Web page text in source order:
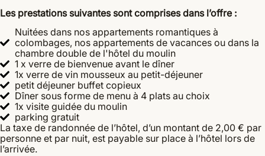
Les prestations suivantes sont comprises dans l’offre :
Nuitées dans nos appartements romantiques à
colombages, nos appartements de vacances ou dans la
chambre double de l'hôtel du moulin
1 x verre de bienvenue avant le dîner
1x verre de vin mousseux au petit-déjeuner
petit déjeuner buffet copieux
Dîner sous forme de menu à 4 plats au choix
1x visite guidée du moulin
parking gratuit
La taxe de randonnée de l’hôtel, d’un montant de 2,00 € par
personne et par nuit, est payable sur place à l’hôtel lors de
l’arrivée.